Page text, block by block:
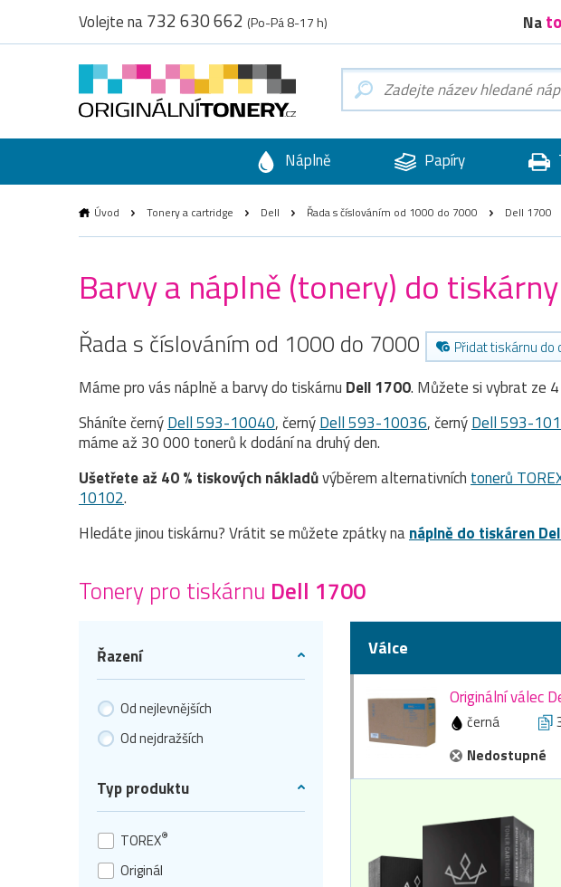
Volejte na732 630 662 (Po-Pá 8-17 h) Na
Náplně Papíry
Úvod Tonery a cartridge Dell Řada s číslováním od 1000 do 7000 Dell 1700
Barvy a náplně (tonery) do
Řada s číslováním od 1000 do 7000 Přidat tiskárnu do
Máme pro vás náplně a barvy do tiskárnu Dell 1700. Můžete si vybrat ze 4
Sháníte černýDell 593-10040, černýDell 593-10036, černýDell 593-
máme až 30 000 tonerů k dodání na druhý den.
Ušetřete až 40 % tiskových nákladůvýběrem alternativních tonerů
10102.
Hledáte jinou tiskárnu? Vrátit se můžete zpátky nanáplně do tiskáren
Tonery pro tiskárnu Dell 1700
Řazení
Od nejlevnějších
Od nejdražších
Typ produktu
TOREX®
Originál
Válce
Originální válec
černá
Nedostupné